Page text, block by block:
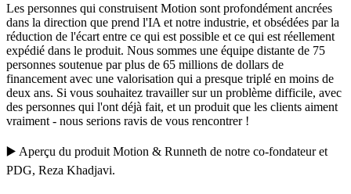
Les personnes qui construisent Motion sont profondément ancrées
dans la direction que prend l'IA et notre industrie, et obsédées par la
réduction de l'écart entre ce qui est possible et ce qui est réellement
expédié dans le produit. Nous sommes une équipe distante de 75
personnes soutenue par plus de 65 millions de dollars de
financement avec une valorisation qui a presque triplé en moins de
deux ans. Si vous souhaitez travailler sur un problème difficile, avec
des personnes qui l'ont déjà fait, et un produit que les clients aiment
vraiment - nous serions ravis de vous rencontrer !
▶️ Aperçu du produit Motion & Runneth de notre co-fondateur et
PDG, Reza Khadjavi.